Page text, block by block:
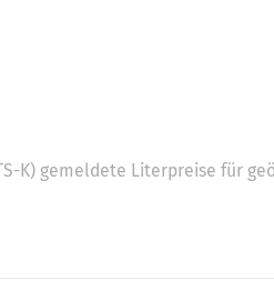
K) gemeldete Literpreise für